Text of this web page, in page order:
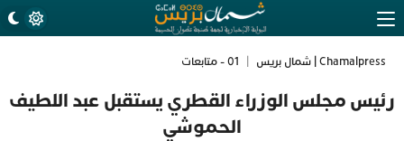
Chamalpress | شمال بريس 01 - متابعات
رئيس مجلس الوزراء القطري يستقبل عبد اللطيف
الحموشي